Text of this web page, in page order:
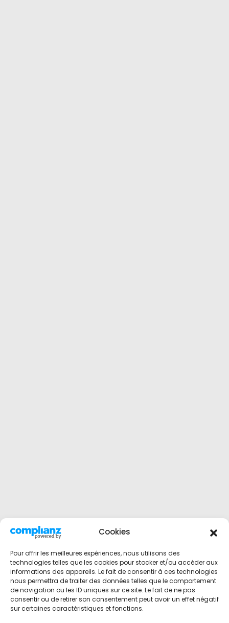
Cookies
Pour offrir les meilleures expériences, nous utilisons des
technologies telles que les cookies pour stocker et/ou accéder aux
informations des appareils. Le fait de consentir à ces technologies
nous permettra de traiter des données telles que le comportement
de navigation ou les ID uniques sur ce site. Le fait de ne pas
consentir ou de retirer son consentement peut avoir un effet négatif
sur certaines caractéristiques et fonctions.